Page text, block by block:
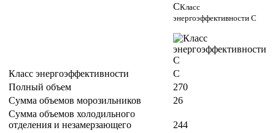
CКласс
энергоэффективности C
Класс энергоэффективности
C
Полный объем
270
Сумма объемов морозильников
26
Сумма объемов холодильного
отделения и незамерзающего
244